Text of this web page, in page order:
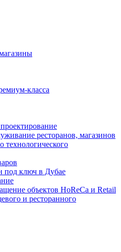
класса
ресторанов, магазинов
под ключ в Дубае
объектов HoReCa и Retail
и ресторанного